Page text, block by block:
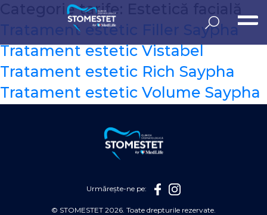
Categorie tarife:
Tratament estetic Filler Saypha
Tratament estetic Vistabel
Tratament estetic Rich Saypha
Tratament estetic Volume Saypha
Urmărește-ne pe:
© STOMESTET 2026. Toate drepturile rezervate.